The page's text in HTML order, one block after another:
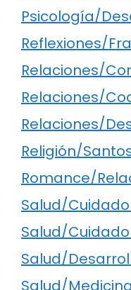
Psicología/
Reflexiones/
Relaciones/
Relaciones/
Relaciones/
Religión/
Romance/
Salud/
Salud/
Salud/
Salud/Medicina